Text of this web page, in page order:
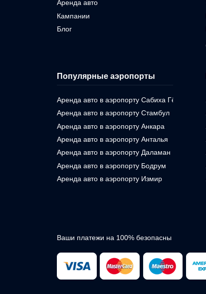
Аренда авто
Кампании
Блог
Популярные аэропорты
Аренда авто в аэропорту Сабиха Гёкчен
Аренда авто в аэропорту Стамбул
Аренда авто в аэропорту Анкара
Аренда авто в аэропорту Анталья
Аренда авто в аэропорту Даламан
Аренда авто в аэропорту Бодрум
Аренда авто в аэропорту Измир
Ваши платежи на 100% безопасны